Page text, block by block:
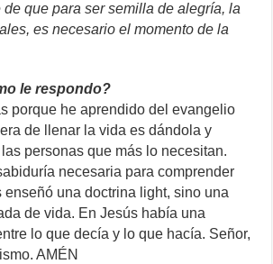
que para ser semilla de alegría, la
es necesario el momento de la
le respondo?
porque he aprendido del evangelio
de llenar la vida es dándola y
personas que más lo necesitan.
necesaria para comprender
enseñó una doctrina light, sino una
de vida. En Jesús había una
lo que decía y lo que hacía. Señor,
AMÉN